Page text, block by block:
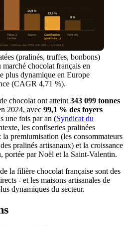
Pâtes à
tartiner
14,9 %
Barres
12,6 %
Confiseries
(pralinés…)
9 %
Petit-déj.
- Chiffres clés 2024 (343 099 t / 3,9 Mrd €)
(pralinés, truffes, bonbons)
chocolat français en
plus dynamique en Europe
(CAGR 4,71 %).
chocolat ont atteint 343 099 tonnes
2024, avec 99,1 % des foyers
une fois par an (Syndicat du
les confiseries pralinées
premiumisation (les consommateurs
pralinés artisanaux) et la croissance
portée par Noël et la Saint-Valentin.
la filière chocolat française sont des
- et les maisons artisanales de
dynamiques du secteur.